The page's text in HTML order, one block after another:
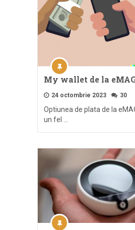
My wallet de la
24 octombrie 2023 30
Optiunea de plata de la
un fel …